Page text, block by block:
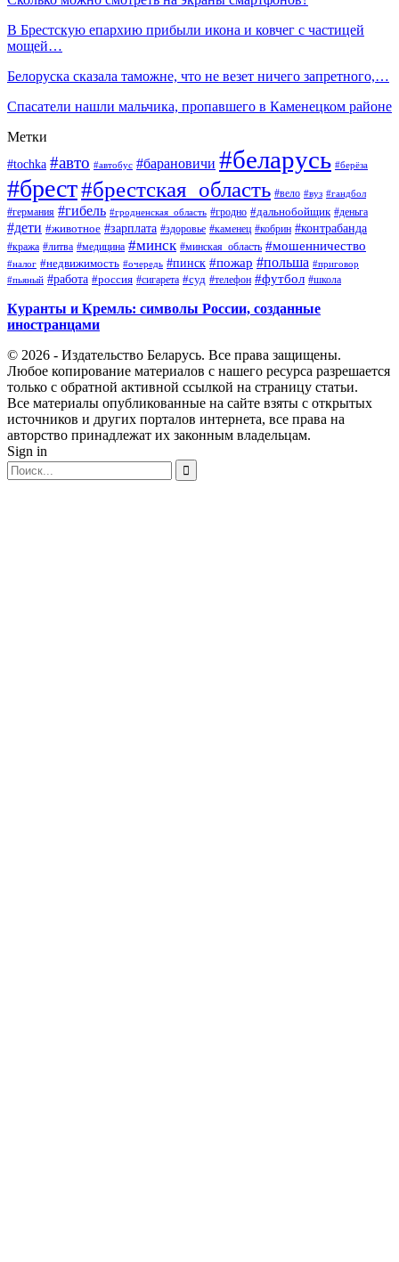
В Брестскую епархию прибыли икона и ковчег с частицей
мощей…
Белоруска сказала таможне, что не везет ничего запретного,…
Спасатели нашли мальчика, пропавшего в Каменецком районе
Метки
#tochka #авто #автобус #барановичи #беларусь #берёза
#брест#брестская_область #вело #вуз #гандбол
#германия #гибель #гродненская_область #гродно #дальнобойщик #деньга
#дети #животное #зарплата #здоровье #каменец #кобрин #контрабанда
#кража #литва #медицина #минск #минская_область #мошенничество
#налог #недвижимость #очередь #пинск #пожар #польша #приговор
#пьяный #работа #россия #сигарета #суд #телефон #футбол #школа
Куранты и Кремль: символы России, созданные
иностранцами
© 2026 - Издательство Беларусь. Все права защищены.
Любое копирование материалов с нашего ресурса разрешается
только с обратной активной ссылкой на страницу статьи.
Все материалы опубликованные на сайте взяты с открытых
источников и других порталов интернета, все права на
авторство принадлежат их законным владельцам.
Sign in